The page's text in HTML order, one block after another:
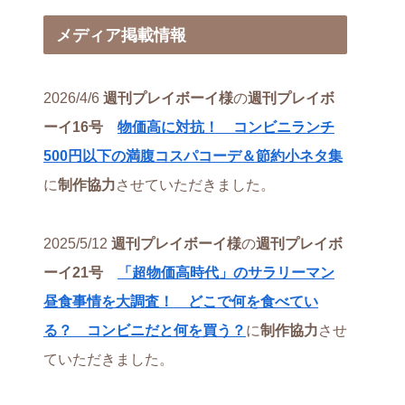
メディア掲載情報
2026/4/6 週刊プレイボーイ様の週刊プレイボ
ーイ16号 物価高に対抗！ コンビニランチ
500円以下の満腹コスパコーデ＆節約小ネタ集
に制作協力させていただきました。
2025/5/12 週刊プレイボーイ様の週刊プレイボ
ーイ21号
「超物価高時代」のサラリーマン
昼食事情を大調査！ どこで何を食べてい
る？ コンビニだと何を買う？ に制作協力させ
ていただきました。